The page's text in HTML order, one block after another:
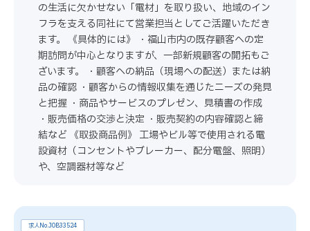
の生活に欠かせない「電材」を取り扱い、地域のイン
フラを支える同社にて営業担当としてご活躍いただき
ます。 《具体的には》 ・福山市内の既存顧客への定
期訪問が中心となりますが、一部新規顧客の開拓もご
ざいます。 ・顧客への納品（現場への配送）または納
品の確認 ・顧客からの情報収集を通じたニーズの発見
と把握 ・商品やサービスのプレゼン、見積書の作成
・販売価格の交渉と決定 ・販売契約の内容確認と締
結など 《取扱商品例》 工場やビル等で使用される電
設資材（コンセントやブレーカー、配分電盤、照明）
や、空調器材等など
求人No.JOB33524